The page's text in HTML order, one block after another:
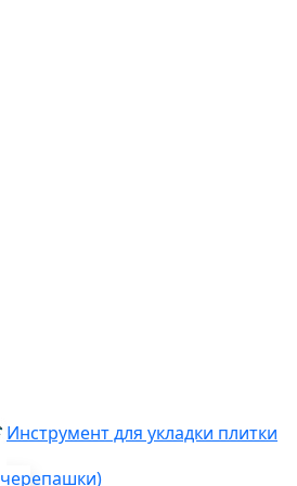
Инструмент для укладки плитки